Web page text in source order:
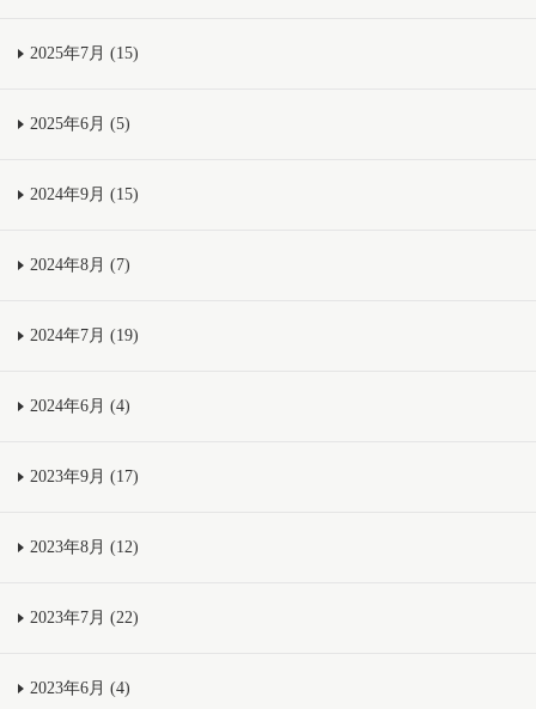
2025年7月 (15)
2025年6月 (5)
2024年9月 (15)
2024年8月 (7)
2024年7月 (19)
2024年6月 (4)
2023年9月 (17)
2023年8月 (12)
2023年7月 (22)
2023年6月 (4)